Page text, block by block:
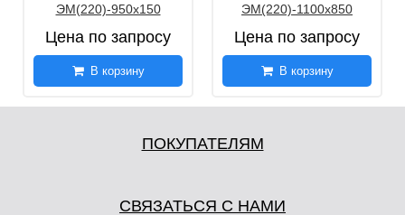
ЭМ(220)-950х150
Цена по запросу
В корзину
ЭМ(220)-1100х850
Цена по запросу
В корзину
ПОКУПАТЕЛЯМ
СВЯЗАТЬСЯ С НАМИ